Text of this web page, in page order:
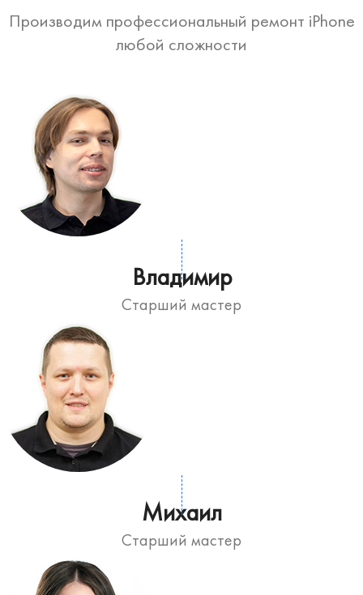
Производим профессиональный ремонт iPhone
любой сложности
Владимир
Старший мастер
Михаил
Старший мастер